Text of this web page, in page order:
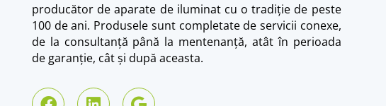
producător de aparate de iluminat cu o tradiție de peste
100 de ani. Produsele sunt completate de servicii conexe,
de la consultanță până la mentenanță, atât în perioada
de garanție, cât și după aceasta.